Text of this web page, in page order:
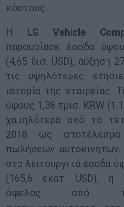
κόστους.
Η
LG Vehicle
παρουσίασε έσοδα
(4,65 δισ. USD), αύξηση
τις υψηλότερες
ιστορία της εταιρείας.
ύψους 1,36 τρισ. KRW
χαμηλότερα από το
2018 ως
πωλήσεων
στα λειτουργικά έσοδα
(165,6 εκατ. USD), η
όφελος από